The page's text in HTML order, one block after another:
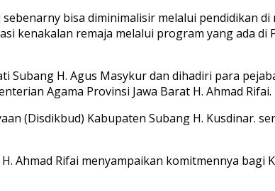
bisa diminimalisir melalui pendidikan
kenakalan remaja melalui program yang ada di
H. Agus Masykur dan dihadiri para
Agama Provinsi Jawa Barat H. Ahmad Rifai.
(Disdikbud) Kabupaten Subang H. Kusdinar.
Ahmad Rifai menyampaikan komitmennya